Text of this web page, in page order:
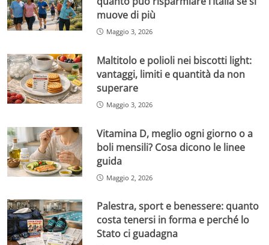
muove di più
Maggio 3, 2026
Maltitolo e polioli nei biscotti light:
vantaggi, limiti e quantità da non
superare
Maggio 3, 2026
Vitamina D, meglio ogni giorno o a
boli mensili? Cosa dicono le linee
guida
Maggio 2, 2026
Palestra, sport e benessere: quanto
costa tenersi in forma e perché lo
Stato ci guadagna